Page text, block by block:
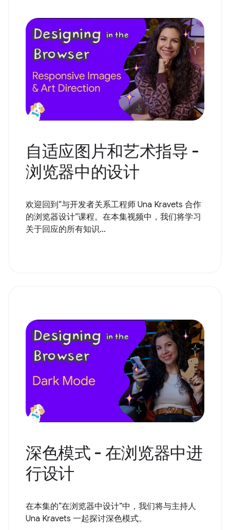
自适应图片和艺术指导 -
浏览器中的设计
欢迎回到“与开发者关系工程师 Una Kravets 合作
的浏览器设计”课程。在本集视频中，我们将学习
关于回应的所有知识...
深色模式 - 在浏览器中进
行设计
在本集的“在浏览器中设计”中，我们将与主持人
Una Kravets 一起探讨深色模式。